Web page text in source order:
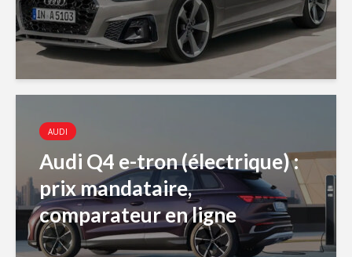
AUDI
Audi Q4 e-tron (électrique) :
prix mandataire,
comparateur en ligne